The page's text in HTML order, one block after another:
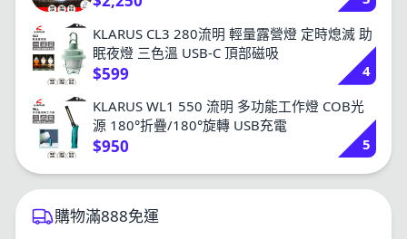
KLARUS CL3 280流明 輕量露營燈 定時熄滅 助
眠夜燈 三色溫 USB-C 頂部磁吸
$599
4
KLARUS WL1 550 流明 多功能工作燈 COB光
源 180°折疊/180°旋轉 USB充電
$950 5
購物滿888免運